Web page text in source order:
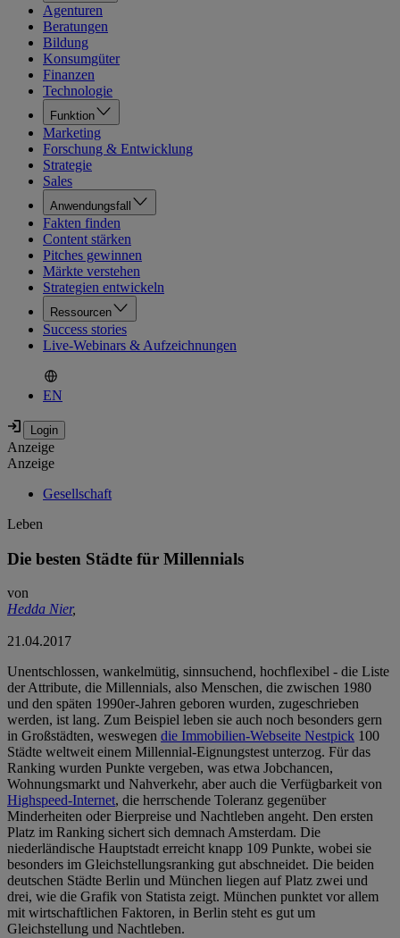
Agenturen
Beratungen
Bildung
Konsumgüter
Finanzen
Technologie
Funktion
Marketing
Forschung & Entwicklung
Strategie
Sales
Anwendungsfall
Fakten finden
Content stärken
Pitches gewinnen
Märkte verstehen
Strategien entwickeln
Ressourcen
Success stories
Live-Webinars & Aufzeichnungen
EN
Anzeige
Anzeige
Gesellschaft
Leben
Die besten Städte für Millennials
von
Hedda Nier,
21.04.2017
Unentschlossen, wankelmütig, sinnsuchend, hochflexibel - die Liste
der Attribute, die Millennials, also Menschen, die zwischen 1980
und den späten 1990er-Jahren geboren wurden, zugeschrieben
werden, ist lang. Zum Beispiel leben sie auch noch besonders gern
in Großstädten, weswegen die Immobilien-Webseite Nestpick 100
Städte weltweit einem Millennial-Eignungstest unterzog. Für das
Ranking wurden Punkte vergeben, was etwa Jobchancen,
Wohnungsmarkt und Nahverkehr, aber auch die Verfügbarkeit von
Highspeed-Internet, die herrschende Toleranz gegenüber
Minderheiten oder Bierpreise und Nachtleben angeht. Den ersten
Platz im Ranking sichert sich demnach Amsterdam. Die
niederländische Hauptstadt erreicht knapp 109 Punkte, wobei sie
besonders im Gleichstellungsranking gut abschneidet. Die beiden
deutschen Städte Berlin und München liegen auf Platz zwei und
drei, wie die Grafik von Statista zeigt. München punktet vor allem
mit wirtschaftlichen Faktoren, in Berlin steht es gut um
Gleichstellung und Nachtleben.